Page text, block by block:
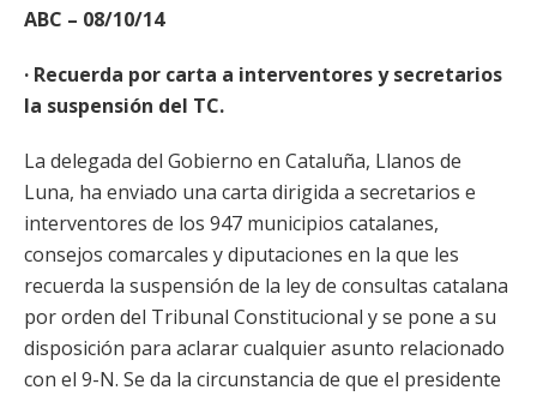
ABC – 08/10/14
· Recuerda por carta a interventores y secretarios
la suspensión del TC.
La delegada del Gobierno en Cataluña, Llanos de
Luna, ha enviado una carta dirigida a secretarios e
interventores de los 947 municipios catalanes,
consejos comarcales y diputaciones en la que les
recuerda la suspensión de la ley de consultas catalana
por orden del Tribunal Constitucional y se pone a su
disposición para aclarar cualquier asunto relacionado
con el 9-N. Se da la circunstancia de que el presidente